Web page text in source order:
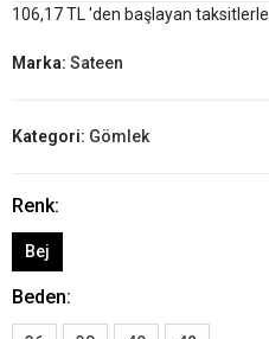
106,17 TL 'den başlayan taksitlerle
Marka: Sateen
Kategori: Gömlek
Renk:
Bej
Beden: